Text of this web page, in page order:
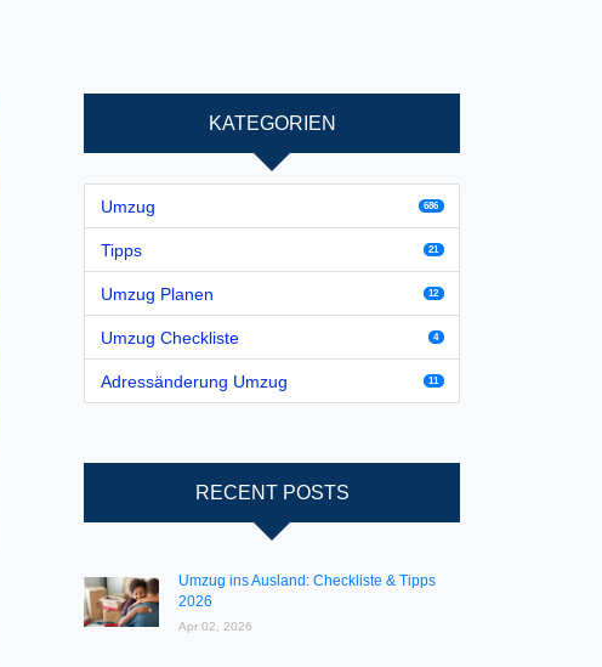
KATEGORIEN
Umzug 686
Tipps 21
Umzug Planen 12
Umzug Checkliste 4
Adressänderung Umzug 11
RECENT POSTS
Umzug ins Ausland: Checkliste & Tipps
2026
Apr 02, 2026